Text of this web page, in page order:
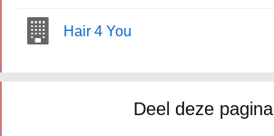
Hair 4 You
Deel deze pagina